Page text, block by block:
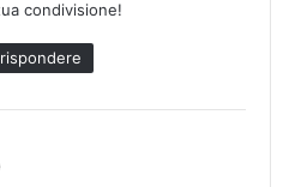
:
condivisione!